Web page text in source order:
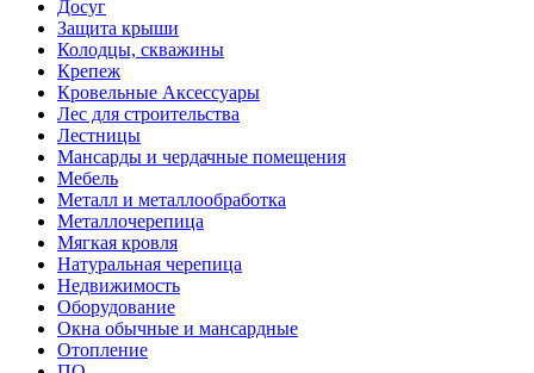
Досуг
Защита крыши
Колодцы, скважины
Крепеж
Кровельные Аксессуары
Лес для строительства
Лестницы
Мансарды и чердачные помещения
Мебель
Металл и металлообработка
Металлочерепица
Мягкая кровля
Натуральная черепица
Недвижимость
Оборудование
Окна обычные и мансардные
Отопление